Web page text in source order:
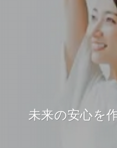
未来の安心を